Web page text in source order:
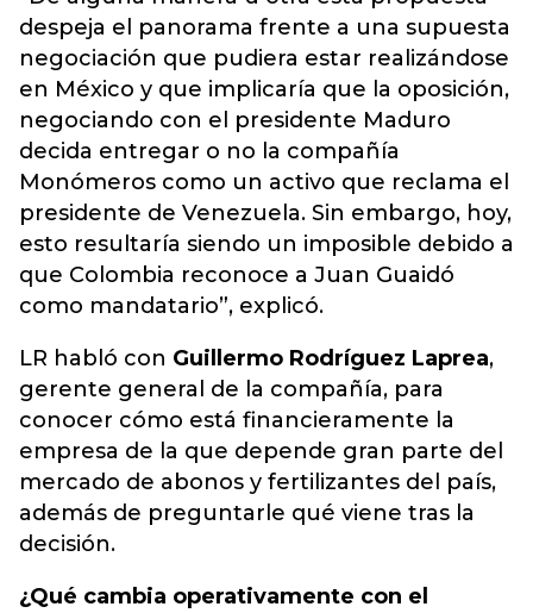
despeja el panorama frente a una supuesta
negociación que pudiera estar realizándose
en México y que implicaría que la oposición,
negociando con el presidente Maduro
decida entregar o no la compañía
Monómeros como un activo que reclama el
presidente de Venezuela. Sin embargo, hoy,
esto resultaría siendo un imposible debido a
que Colombia reconoce a Juan Guaidó
como mandatario”, explicó.
LR habló con Guillermo Rodríguez Laprea,
gerente general de la compañía, para
conocer cómo está financieramente la
empresa de la que depende gran parte del
mercado de abonos y fertilizantes del país,
además de preguntarle qué viene tras la
decisión.
¿Qué cambia operativamente con el